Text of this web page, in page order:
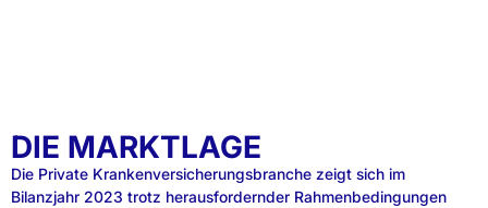
DIE MARKTLAGE
Die Private Krankenversicherungsbranche zeigt sich im
Bilanzjahr 2023 trotz herausfordernder Rahmenbedingungen